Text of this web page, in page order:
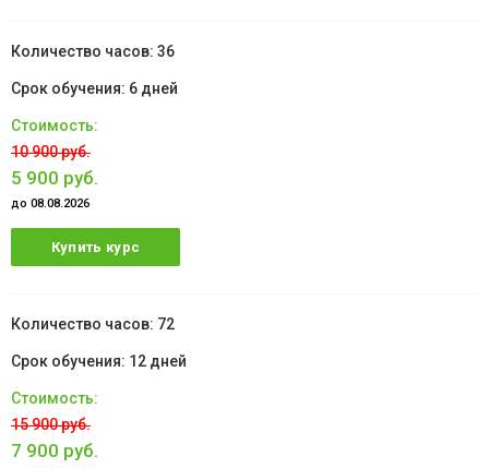
36
6 дней
10 900 руб.
5 900 руб.
до 08.08.2026
Купить курс
72
12 дней
15 900 руб.
7 900 руб.